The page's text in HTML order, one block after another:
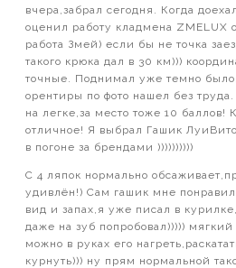
вчера,забрал сегодня. Когда
оценил работу кладмена ZMELUX
работа Змей) если бы не точка
такого крюка дал в 30 км)))
точные. Поднимал уже темно
орентиры по фото нашел без
на легке,за место тоже 10 баллов!
отличное! Я выбрал Гашик
в погоне за брендами ))))))))))
С 4 ляпок нормально
удивлён!) Сам гашик мне
вид и запах,я уже писал в
даже на зуб попробовал))))) мягкий
можно в руках его
курнуть))) ну прям нормальной